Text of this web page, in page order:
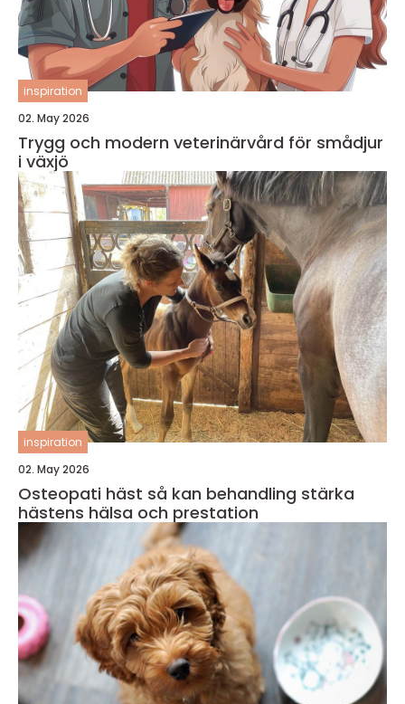
inspiration
02. May 2026
Trygg och modern veterinärvård för smådjur
i växjö
inspiration
02. May 2026
Osteopati häst så kan behandling stärka
hästens hälsa och prestation